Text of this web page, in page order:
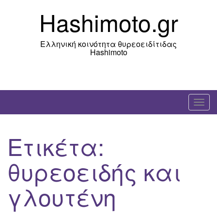
Hashimoto.gr
Ελληνική κοινότητα θυρεοειδίτιδας
Hashimoto
T
o
Ετικέτα:
θυρεοειδής και
γλουτένη